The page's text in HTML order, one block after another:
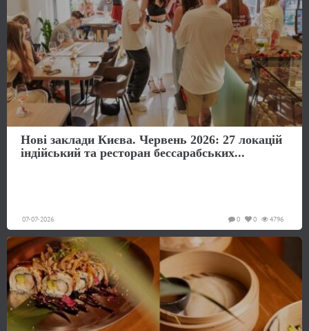
Нові заклади Києва. Червень 2026: 27 локацій
індійський та ресторан бессарабських...
07-07-2026 4796
0
0